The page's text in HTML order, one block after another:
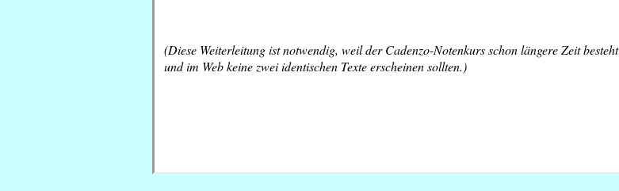
(Diese Weiterleitung ist notwendig, weil der Cadenzo-Notenkurs schon längere Zeit besteht
und im Web keine zwei identischen Texte erscheinen sollten.)